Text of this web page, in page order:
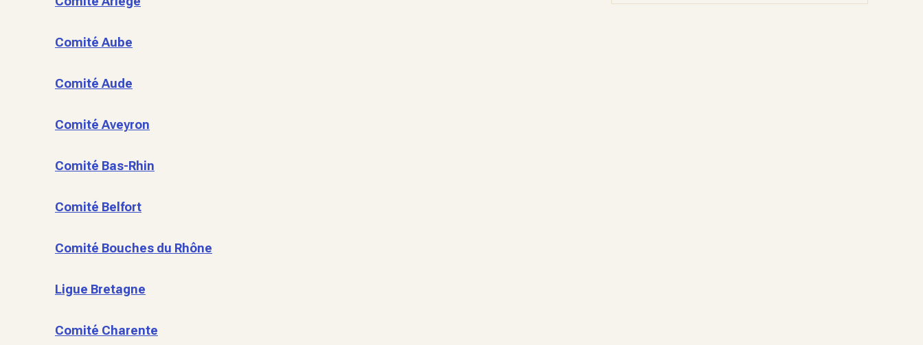
Comité Aube
Comité Aude
Comité Aveyron
Comité Bas-Rhin
Comité Belfort
Comité Bouches du Rhône
Ligue Bretagne
Comité Charente